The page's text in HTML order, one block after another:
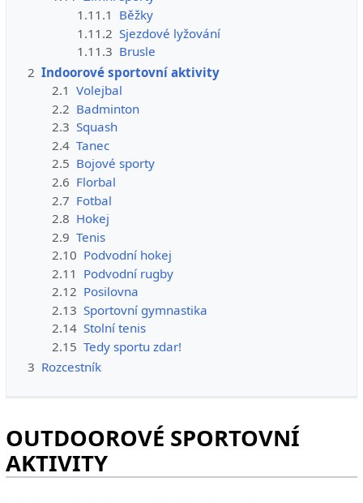
1.11.1 Běžky
1.11.2 Sjezdové lyžování
1.11.3 Brusle
2 Indoorové sportovní aktivity
2.1 Volejbal
2.2 Badminton
2.3 Squash
2.4 Tanec
2.5 Bojové sporty
2.6 Florbal
2.7 Fotbal
2.8 Hokej
2.9 Tenis
2.10 Podvodní hokej
2.11 Podvodní rugby
2.12 Posilovna
2.13 Sportovní gymnastika
2.14 Stolní tenis
2.15 Tedy sportu zdar!
3 Rozcestník
OUTDOOROVÉ SPORTOVNÍ
AKTIVITY